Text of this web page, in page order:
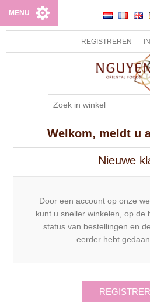
REGISTREREN
MENU
Welkom, meldt u
Nieuwe
Door een account op onze
kunt u sneller winkelen, op de
status van bestellingen en
eerder hebt gedaan